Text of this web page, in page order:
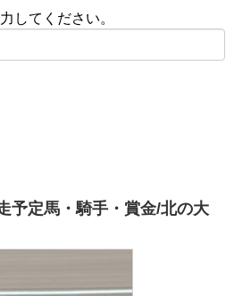
してください。
予定馬・騎手・賞金/北の大